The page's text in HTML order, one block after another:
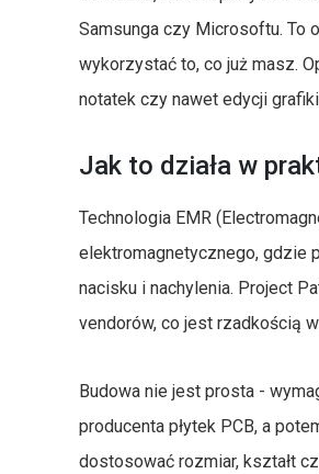
Samsunga czy Microsoftu. To
wykorzystać to, co już masz.
notatek czy nawet edycji
Jak to działa w
Technologia EMR
elektromagnetycznego, gdzie
nacisku i nachylenia. Project
vendorów, co jest rzadkością
Budowa nie jest prosta -
producenta płytek PCB, a
dostosować rozmiar, kształt